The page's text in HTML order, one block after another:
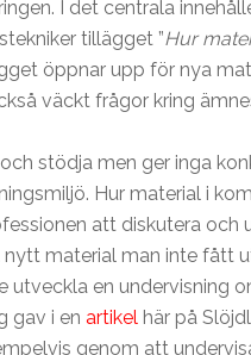
I det centrala
tillägget ”Hur
öppnar upp för nya
väckt frågor kring
stödja men ger inga
Hur material i
att diskutera och
material man inte fått
utveckla en undervisning
gav i en artikel här på
genom att